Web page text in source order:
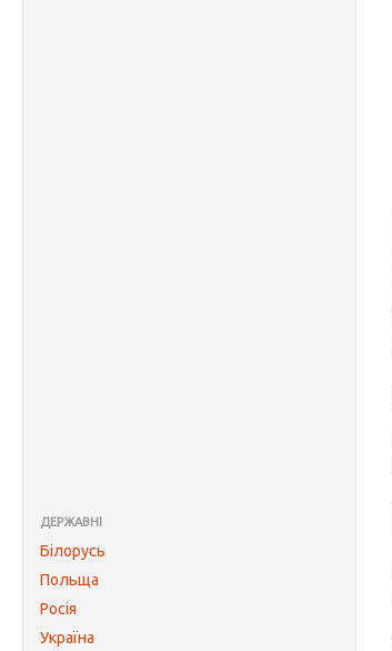
ДЕРЖАВНІ
Білорусь
Польща
Росія
Україна